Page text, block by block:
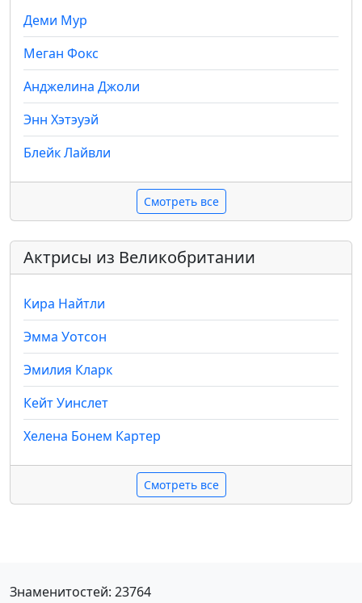
Деми Мур
Меган Фокс
Анджелина Джоли
Энн Хэтэуэй
Блейк Лайвли
Смотреть все
Актрисы из Великобритании
Кира Найтли
Эмма Уотсон
Эмилия Кларк
Кейт Уинслет
Хелена Бонем Картер
Смотреть все
Знаменитостей: 23764